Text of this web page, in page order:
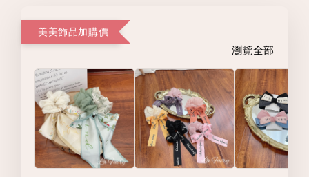
美美飾品加購價
瀏覽全部